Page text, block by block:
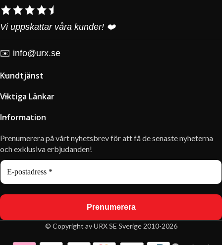
Vi uppskattar våra kunder! ❤️
✉️ info@urx.se
Kundtjänst
Viktiga Länkar
Information
Prenumerera på vårt nyhetsbrev för att få de senaste nyheterna
och exklusiva erbjudanden!
© Copyright av URX SE Sverige 2010-2026